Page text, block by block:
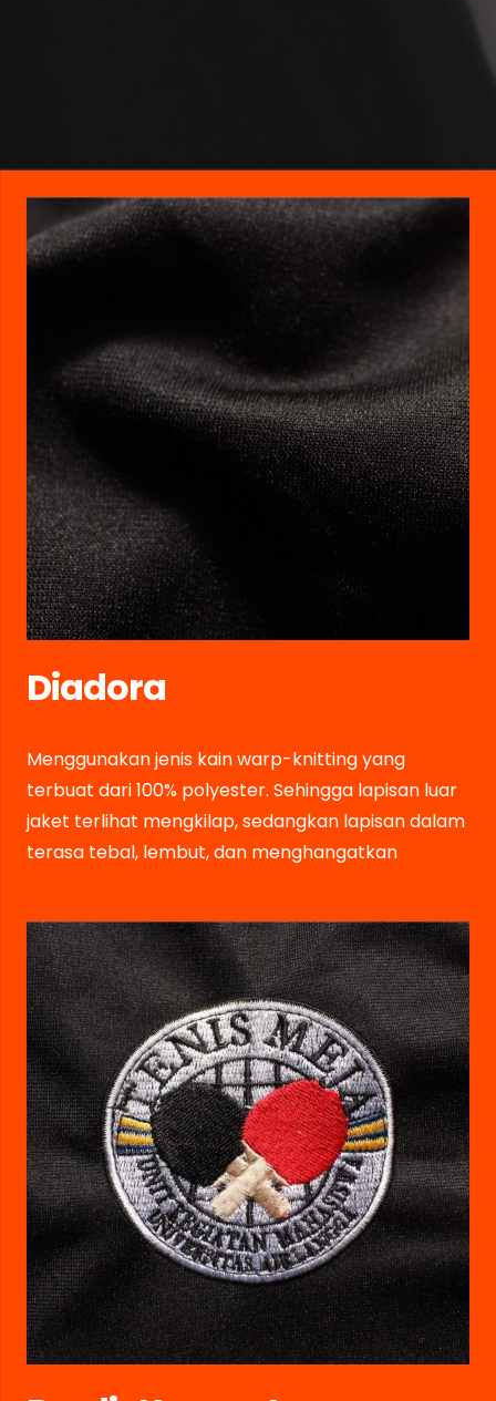
Diadora
Menggunakan jenis kain warp-knitting yang
terbuat dari 100% polyester. Sehingga lapisan luar
jaket terlihat mengkilap, sedangkan lapisan dalam
terasa tebal, lembut, dan menghangatkan